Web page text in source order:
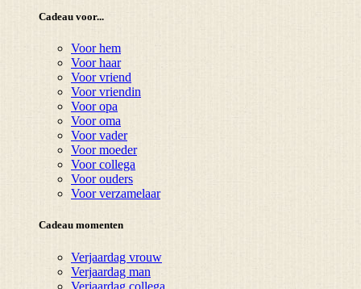
Cadeau voor...
Voor hem
Voor haar
Voor vriend
Voor vriendin
Voor opa
Voor oma
Voor vader
Voor moeder
Voor collega
Voor ouders
Voor verzamelaar
Cadeau momenten
Verjaardag vrouw
Verjaardag man
Verjaardag collega